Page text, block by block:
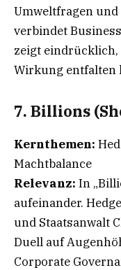
Umweltfragen und
verbindet
zeigt eindrücklich,
Wirkung entfalten
7. Billions
Kernthemen:
Machtbalance
Relevanz: In
aufeinander.
und Staatsanwalt
Duell auf
Corporate